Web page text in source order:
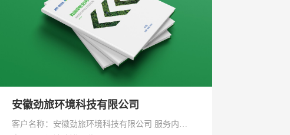
安徽劲旅环境科技有限公司
客户名称：安徽劲旅环境科技有限公司 服务内